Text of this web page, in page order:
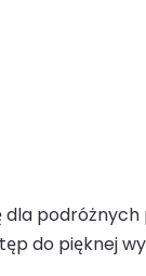
dla
do pięknej